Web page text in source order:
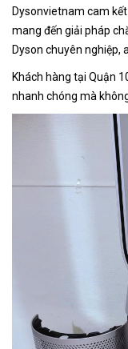
Dysonvietnam cam
mang đến giải pháp
Dyson chuyên nghiệp,
Khách hàng tại Quận
nhanh chóng mà